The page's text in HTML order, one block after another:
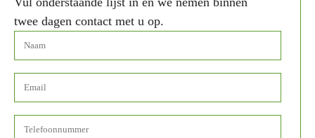
twee dagen contact met u op.